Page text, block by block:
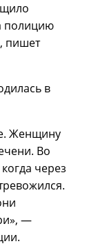
полицию
пишет
в
Женщину
Во
через
—